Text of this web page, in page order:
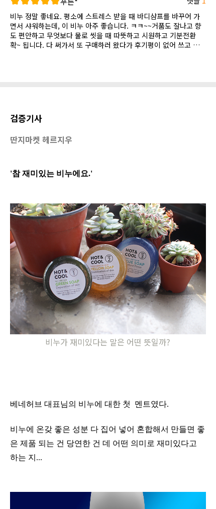
비누 정말 좋네요. 평소에 스트레스 받을 때 바디샴프를 바꾸어 가
면서 샤워하는데, 이 비누 아주 좋습니다. ㅋㅋ~~거품도 잘나고 향
도 편안하고 무엇보다 물로 씻을 때 따뜻하고 시원하고 기분전환
확~ 됩니다. 다 써가서 또 구매하러 왔다가 후기평이 없어 쓰고 갑
검증기사
딴지마켓 헤르지우
'참 재미있는 비누에요.'
비누가 재미있다는 말은 어떤 뜻일까?
베네허브 대표님의 비누에 대한 첫 멘트였다.
비누에 온갖 좋은 성분 다 집어 넣어 혼합해서 만들면 좋
은 제품 되는 건 당연한 건 데 어떤 의미로 재미있다고
하는 지...